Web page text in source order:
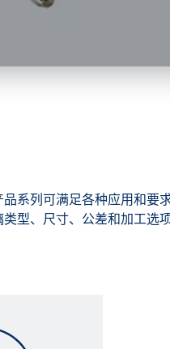
系列可满足各种应用和要
型、尺寸、公差和加工选项